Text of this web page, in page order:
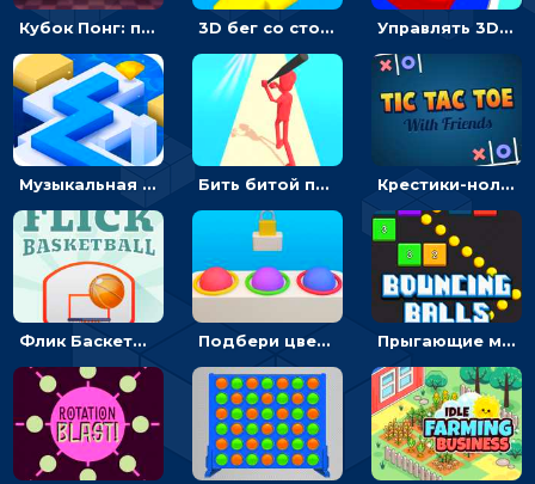
Кубок Понг: попади мячиком в стакан и напои соперника 3D бег со стопками: строй мостики и собирай камни Управлять 3D магнитом, чтобы собирать фигуры и сбрасывать в пропасть
Музыкальная линия: проложи путь, избегая препятствий Бить битой по шарику, чтобы сбивать кубики с буквами на пути к финишу - 3D Крестики-нолики мультиплеер: найди соперника и сразись
Флик Баскетбол: кинь мяч и порази цель - гиперказуальная Подбери цветовой код и открой замок - казуальная головоломка Прыгающие мячи: выбей блоки и очисти поле - гиперказуалка